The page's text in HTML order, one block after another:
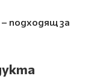
– подходящ за